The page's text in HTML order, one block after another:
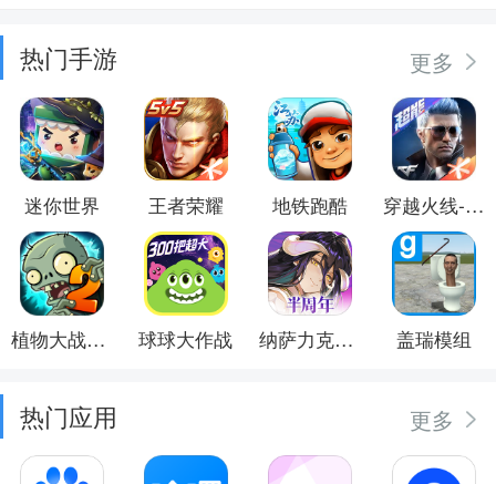
热门手游 更多
迷你世界 王者荣耀 地铁跑酷 穿越火线-枪战王者
植物大战僵尸2 球球大作战 纳萨力克之王 盖瑞模组
热门应用 更多